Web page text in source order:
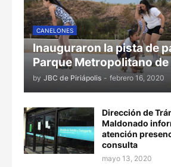
CANELONES
Inauguraron la pista de
Parque Metropolitano de
by JBC de Piriápolis - febrero 16, 2020
Dirección de
Maldonado
atención
consulta
mayo 13, 2020